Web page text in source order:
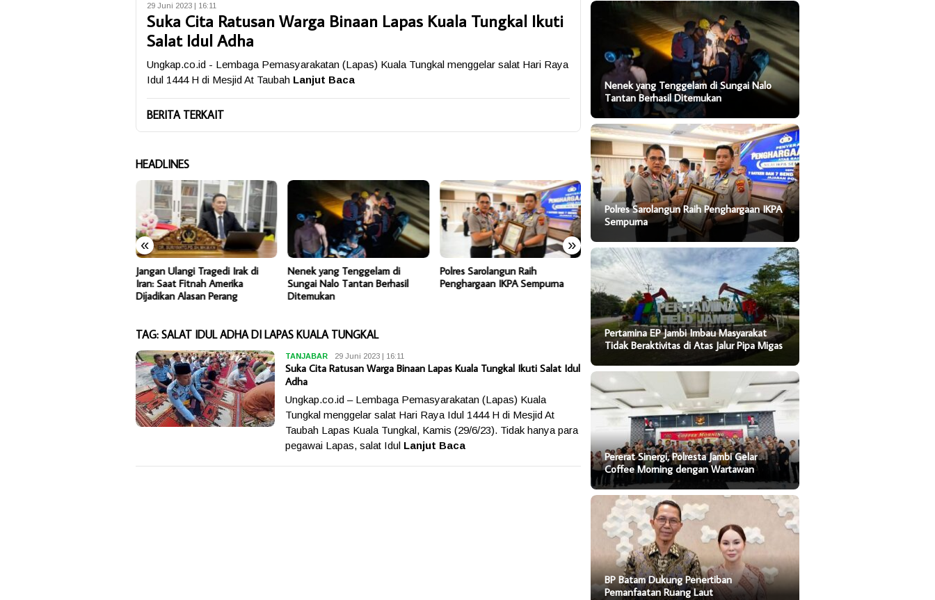
29 Juni 2023 | 16:11
Suka Cita Ratusan Warga Binaan Lapas Kuala Tungkal Ikuti
Salat Idul Adha
Ungkap.co.id - Lembaga Pemasyarakatan (Lapas) Kuala Tungkal menggelar salat Hari Raya
Idul 1444 H di Mesjid At Taubah Lanjut Baca
BERITA TERKAIT
HEADLINES
« »
Jangan Ulangi Tragedi Irak di
Iran: Saat Fitnah Amerika
Dijadikan Alasan Perang
Nenek yang Tenggelam di
Sungai Nalo Tantan Berhasil
Ditemukan
Polres Sarolangun Raih
Penghargaan IKPA Sempurna
Pertamina EP Jambi Imbau
Masyarakat Tidak Beraktivitas di
Atas Jalur Pipa Migas
BPJN Jambi Genjot Peningkatan
Jalan Strategis Menuju Kuala
Tungkal
TAG: SALAT IDUL ADHA DI LAPAS KUALA TUNGKAL
TANJABAR Ungkap
29 Juni 2023 | 16:11
Suka Cita Ratusan Warga Binaan Lapas Kuala Tungkal Ikuti Salat Idul
Adha
Ungkap.co.id – Lembaga Pemasyarakatan (Lapas) Kuala
Tungkal menggelar salat Hari Raya Idul 1444 H di Mesjid At
Taubah Lapas Kuala Tungkal, Kamis (29/6/23). Tidak hanya para
pegawai Lapas, salat Idul Lanjut Baca
Nenek yang Tenggelam di Sungai Nalo
Tantan Berhasil Ditemukan
Polres Sarolangun Raih Penghargaan IKPA
Sempurna
Pertamina EP Jambi Imbau Masyarakat
Tidak Beraktivitas di Atas Jalur Pipa Migas
Pererat Sinergi, Polresta Jambi Gelar
Coffee Morning dengan Wartawan
BP Batam Dukung Penertiban
Pemanfaatan Ruang Laut